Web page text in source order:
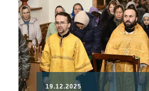
19.12.2025